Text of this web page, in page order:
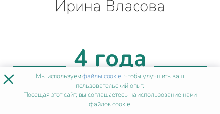
Ирина Власова
4 года
опыта
× Мы используемфайлы cookie, чтобы улучшить ваш
пользовательский опыт.
Посещая этот сайт, вы соглашаетесь на использование нами
файлов cookie.